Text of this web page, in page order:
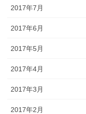
2017年7月
2017年6月
2017年5月
2017年4月
2017年3月
2017年2月